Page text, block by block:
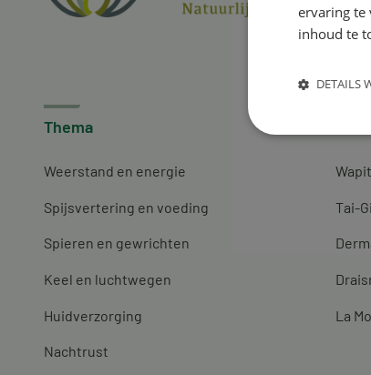
Thema
Weerstand en energie
Spijsvertering en voeding
Spieren en gewrichten
Keel en luchtwegen
Huidverzorging
Nachtrust
Tai-
La
ervaring te
inhoud te
DETAILS